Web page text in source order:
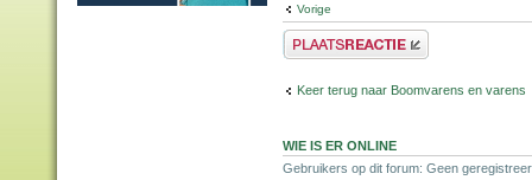
Vorige
Plaats een reactie
Keer terug naar Boomvarens en varens
WIE IS ER ONLINE
Gebruikers op dit forum: Geen